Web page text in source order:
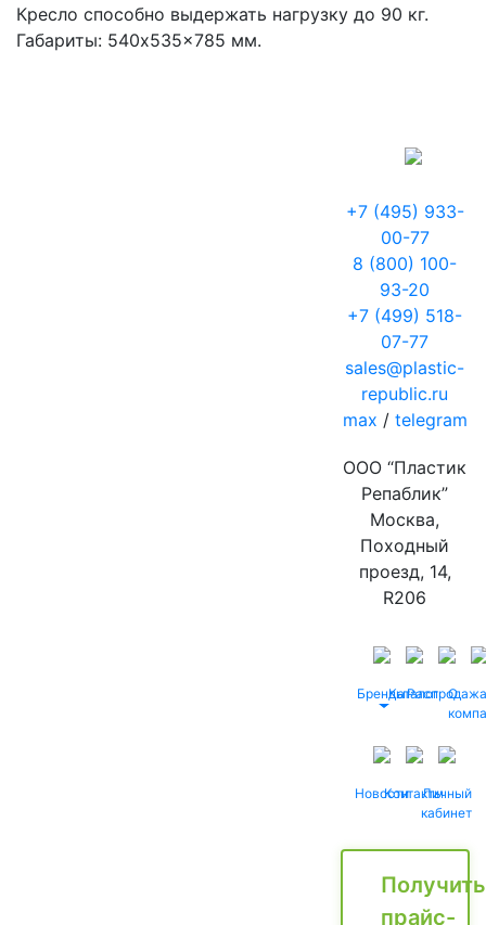
Кресло способно выдержать нагрузку до 90 кг.
Габариты: 540x535x785 мм.
+7 (495) 933-
00-77
8 (800) 100-
93-20
+7 (499) 518-
07-77
sales@plastic-
republic.ru
max / telegram
ООО “Пластик
Репаблик”
Москва,
Походный
проезд, 14,
R206
БрендыКаталог
Распродажа
О
НовостиКонтактыЛичный
кабинет
Получить
прайс-